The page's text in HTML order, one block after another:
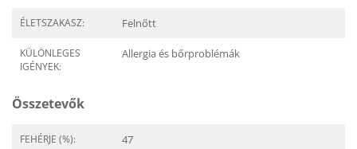
ÉLETSZAKASZ: Felnőtt
KÜLÖNLEGES
IGÉNYEK:
Allergia és bőrproblémák
Összetevők
FEHÉRJE (%): 47